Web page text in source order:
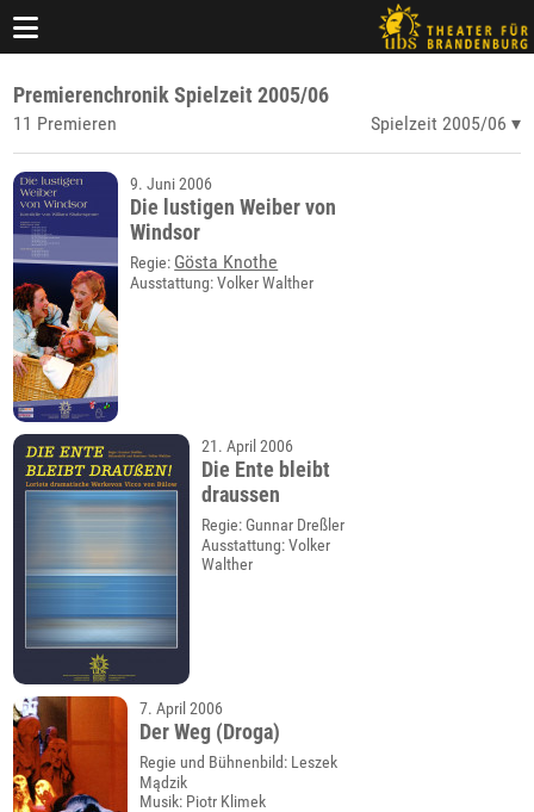
Premierenchronik Spielzeit 2005/06
11 Premieren Spielzeit 2005/06
9. Juni 2006
Die lustigen Weiber von
Windsor
Regie: Gösta Knothe
Ausstattung: Volker Walther
21. April 2006
Die Ente bleibt
draussen
Regie: Gunnar Dreßler
Ausstattung: Volker
Walther
7. April 2006
Der Weg (Droga)
Regie und Bühnenbild: Leszek
Mądzik
Musik: Piotr Klimek